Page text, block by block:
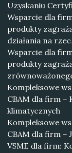
Uzyskaniu
Wsparcie dla
produkty
działania na
Wsparcie dla
produkty
Kompleksowe
CBAM dla firm –
klimatycznych
Kompleksowe
CBAM dla firm –
VSME dla firm: